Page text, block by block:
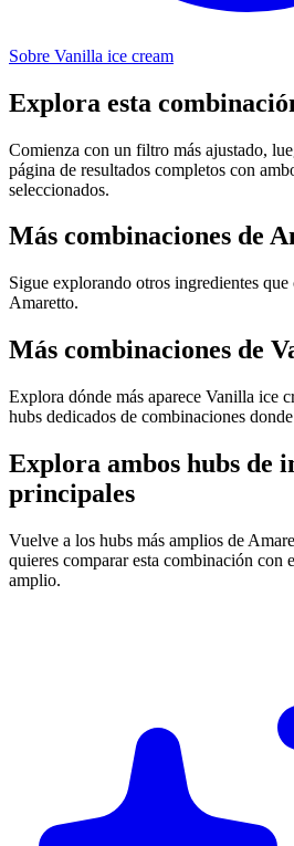
Sobre Vanilla ice cream
Explora esta
Comienza con un filtro más ajustado,
página de resultados completos con
seleccionados.
Más combinaciones de
Sigue explorando otros ingredientes
Amaretto.
Más combinaciones de
Explora dónde más aparece Vanilla ice
hubs dedicados de combinaciones
Explora ambos hubs de
principales
Vuelve a los hubs más amplios de
quieres comparar esta combinación con
amplio.